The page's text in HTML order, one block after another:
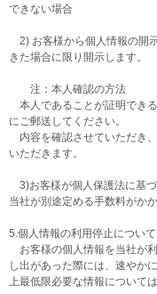
できない場合
2) お客様から個人情報の開
きた場合に限り開示します。
注：本人確認の方法
本人であることが証明でき
にご郵送してください。
内容を確認させていただき
いただきます。
3)お客様が個人保護法に基づ
当社が別途定める手数料がかか
5.個人情報の利用停止について
お客様の個人情報を当社が
し出があった際には、速やか
上最低限必要な情報について